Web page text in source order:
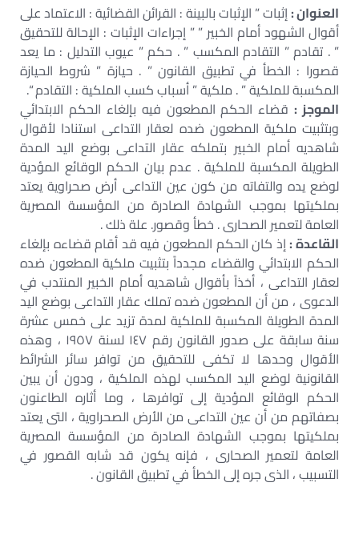
العنوان :إثبات ” الإثبات بالبينة : القرائن القضائية : الاعتماد على
أقوال الشهود أمام الخبير ” ” إجراءات الإثبات : الإحالة للتحقيق
” . تقادم ” التقادم المكسب ” . حكم ” عيوب التدليل : ما يعد
قصورا : الخطأ في تطبيق القانون ” . حيازة ” شروط الحيازة
المكسبة للملكية ” . ملكية ” أسباب كسب الملكية : التقادم “.
الموجز :قضاء الحكم المطعون فيه بإلغاء الحكم الابتدائي
وبتثبيت ملكية المطعون ضده لعقار التداعى استنادا لأقوال
شاهديه أمام الخبير بتملكه عقار التداعى بوضع اليد المدة
الطويلة المكسبة للملكية . عدم بيان الحكم الوقائع المؤدية
لوضع يده والتفاته من كون عين التداعى أرض صحراوية يعتد
بملكيتها بموجب الشهادة الصادرة من المؤسسة المصرية
العامة لتعمير الصحارى . خطأ وقصور. علة ذلك .
القاعدة :إذ كان الحكم المطعون فيه قد أقام قضاءه بإلغاء
الحكم الابتدائي والقضاء مجدداً بتثبيت ملكية المطعون ضده
لعقار التداعى ، أخذاً بأقوال شاهديه أمام الخبير المنتدب في
الدعوى ، من أن المطعون ضده تملك عقار التداعى بوضع اليد
المدة الطويلة المكسبة للملكية لمدة تزيد على خمس عشرة
سنة سابقة على صدور القانون رقم ١٤٧ لسنة ١٩٥٧ ، وهذه
الأقوال وحدها لا تكفى للتحقيق من توافر سائر الشرائط
القانونية لوضع اليد المكسب لهذه الملكية ، ودون أن يبين
الحكم الوقائع المؤدية إلى توافرها ، وما أثاره الطاعنون
بصفاتهم من أن عين التداعى من الأرض الصحراوية ، التى يعتد
بملكيتها بموجب الشهادة الصادرة من المؤسسة المصرية
العامة لتعمير الصحارى ، فإنه يكون قد شابه القصور في
التسبيب ، الذى جره إلى الخطأ في تطبيق القانون .